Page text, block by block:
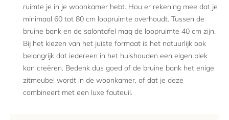
ruimte je in je woonkamer hebt. Hou er rekening mee dat je
minimaal 60 tot 80 cm loopruimte overhoudt. Tussen de
bruine bank en de salontafel mag de loopruimte 40 cm zijn.
Bij het kiezen van het juiste formaat is het natuurlijk ook
belangrijk dat iedereen in het huishouden een eigen plek
kan creëren. Bedenk dus goed of de bruine bank het enige
zitmeubel wordt in de woonkamer, of dat je deze
combineert met een luxe fauteuil.